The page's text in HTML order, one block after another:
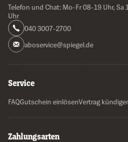
Telefon und Chat: Mo-Fr 08-19 Uhr, Sa
Uhr
040 3007-2700
aboservice@spiegel.de
Service
FAQGutschein einlösenVertrag
Zahlungsarten